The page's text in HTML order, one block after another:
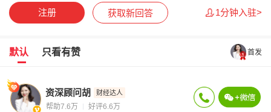
注册 获取新回答 1分钟入驻>
默认 只看有赞 首发
资深顾问胡 财经达人
帮助7.6万 好评6.6万